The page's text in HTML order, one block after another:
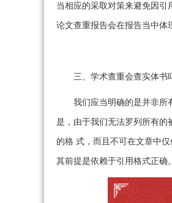
当相应的采取对策来避免因引
论文查重报告会在报告当中体
三、学术查重会查实体书
我们应当明确的是并非所
是，由于我们无法罗列所有的
的格 式，而且不可在文章中
其前提是依赖于引用格式正确。